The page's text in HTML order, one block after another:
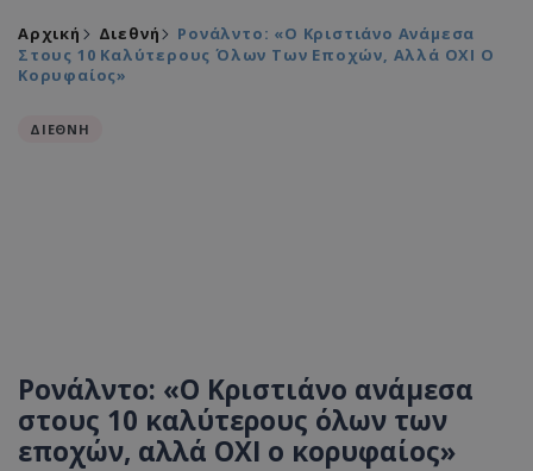
Αρχική Διεθνή
Ρονάλντο: «Ο Κριστιάνο Ανάμεσα
Στους 10 Καλύτερους Όλων Των Εποχών, Αλλά ΟΧΙ Ο
Κορυφαίος»
ΔΙΕΘΝΗ
Ρονάλντο: «Ο Κριστιάνο ανάμεσα
στους 10 καλύτερους όλων των
εποχών, αλλά ΟΧΙ ο κορυφαίος»